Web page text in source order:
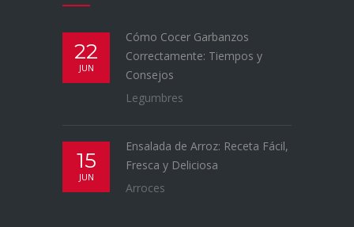
22
JUN
Cómo Cocer Garbanzos
Correctamente: Tiempos y
Consejos
Legumbres
15
JUN
Ensalada de Arroz: Receta Fácil,
Fresca y Deliciosa
Arroces